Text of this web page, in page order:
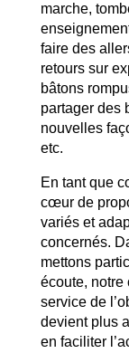
marche,
faire des
retours sur
bâtons
partager des
nouvelles
etc.
En tant que
cœur de
variés et
concernés.
mettons
écoute, notre
service de
devient plus
en faciliter